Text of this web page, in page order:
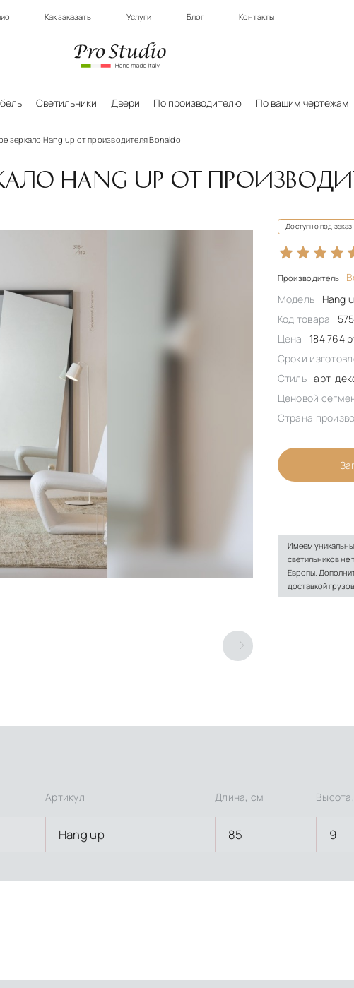
Как заказать Услуги Блог Контакты
Светильники Двери По производителю По вашим чертежам
зеркало Hang up от производителя Bonaldo
HANG UP ОТ
Доступно под заказ
Производитель
Модель
Hang
Код товара
Цена
184 764
Сроки
Стиль арт-
Ценовой
Страна
Имеем
светильников не
Европы.
доставкой
Артикул Длина, см
Hang up 85 9